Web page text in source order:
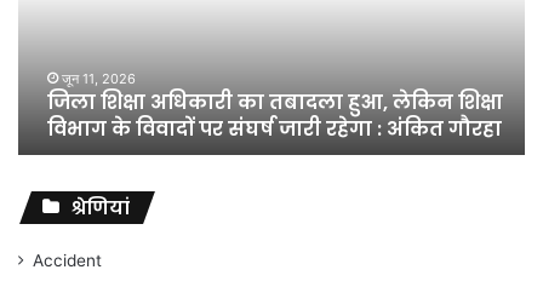
विभाग
विवादों
संघर्ष
जारी
रहेगा
जून 11, 2026
जिला शिक्षा अधिकारी का तबादला हुआ, लेकिन शिक्षा
विभाग के विवादों पर संघर्ष जारी रहेगा : अंकित गौरहा
श्रेणियां
Accident